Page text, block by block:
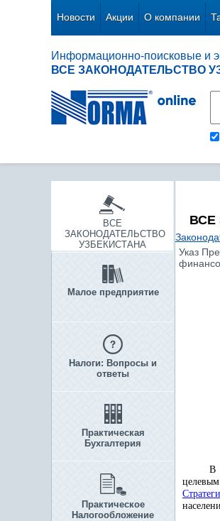
Новости Акции О компании
Информационно-поисковые и
ВСЕ ЗАКОНОДАТЕЛЬСТВО
ВСЕ
ЗАКОНОДАТЕЛЬСТВО
УЗБЕКИСТАНА
Малое предприятие
Налоги: Вопросы и
ответы
Практическая
Бухгалтерия
Практическое
Налогообложение
ВСЕ
Указ
В